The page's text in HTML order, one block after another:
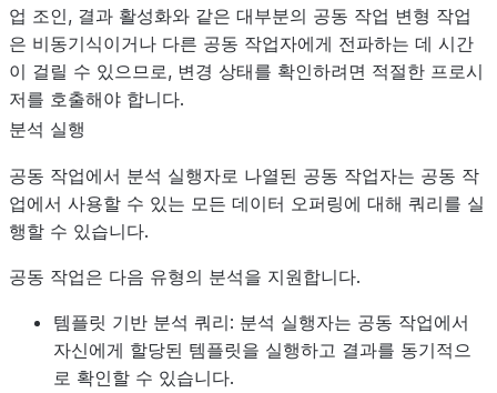
업 조인, 결과 활성화와 같은 대부분의 공동 작업 변형 작업
은 비동기식이거나 다른 공동 작업자에게 전파하는 데 시간
이 걸릴 수 있으므로, 변경 상태를 확인하려면 적절한 프로시
저를 호출해야 합니다.
분석 실행
공동 작업에서 분석 실행자로 나열된 공동 작업자는 공동 작
업에서 사용할 수 있는 모든 데이터 오퍼링에 대해 쿼리를 실
행할 수 있습니다.
공동 작업은 다음 유형의 분석을 지원합니다.
템플릿 기반 분석 쿼리: 분석 실행자는 공동 작업에서
자신에게 할당된 템플릿을 실행하고 결과를 동기적으
로 확인할 수 있습니다.